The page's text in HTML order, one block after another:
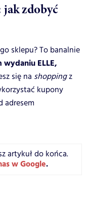
jak zdobyć
sklepu? To banalnie
ELLE,
się na shoppingz
kupony
adresem
artykuł do końca.
w Google.